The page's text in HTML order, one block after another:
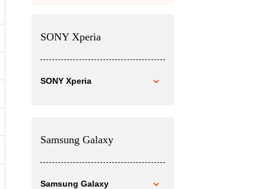
SONY Xperia
SONY Xperia
Samsung Galaxy
Samsung Galaxy